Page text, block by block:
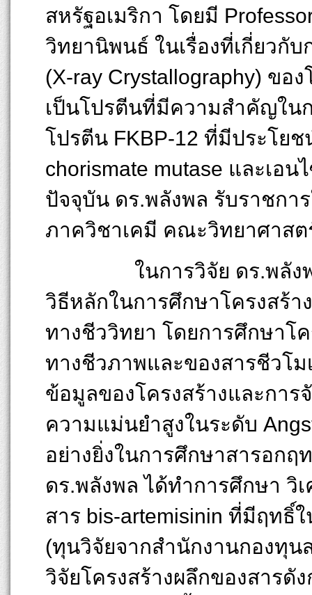
สหรัฐอเมริกา โดยมี
วิทยานิพนธ์ ในเรื่องที่เกี่ยวกั
(X-ray Crystallography) ขอ
เป็นโปรตีนที่มีความสำคัญใน
โปรตีน FKBP-12 ที่มีประโย
chorismate mutase และเอน
ปัจจุบัน ดร.พลังพล รับราชกา
ภาควิชาเคมี คณะวิทยาศาส
ในการวิจัย ดร.พลังพล ใ
วิธีหลักในการศึกษาโครงสร้
ทางชีววิทยา โดยการศึกษาโ
ทางชีวภาพและของสารชีวโ
ข้อมูลของโครงสร้างและการ
ความแม่นยำสูงในระดับ
อย่างยิ่งในการศึกษาสารอก
ดร.พลังพล ได้ทำการศึกษา วิ
สาร bis-artemisinin ที่มีฤทธิ์
(ทุนวิจัยจากสำนักงานกองทุน
วิจัยโครงสร้างผลึกของสารดั